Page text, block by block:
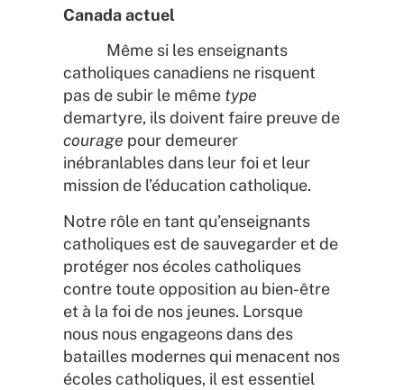
Canada actuel
Même si les enseignants
catholiques canadiens ne risquent
pas de subir le même type
demartyre, ils doivent faire preuve de
courage pour demeurer
inébranlables dans leur foi et leur
mission de l’éducation catholique.
Notre rôle en tant qu’enseignants
catholiques est de sauvegarder et de
protéger nos écoles catholiques
contre toute opposition au bien-être
et à la foi de nos jeunes. Lorsque
nous nous engageons dans des
batailles modernes qui menacent nos
écoles catholiques, il est essentiel